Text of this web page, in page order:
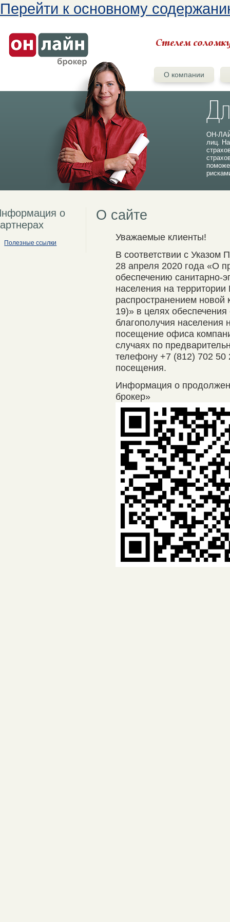
Перейти к основному
О компании
ОН-
лиц.
о
Полезные ссылки
О сайте
Уважаемые клиенты!
В соответствии с Указом
28 апреля 2020 года «О
обеспечению санитарно-
населения на
распространением новой
19)» в целях
благополучия населения
посещение офиса
случаях по
телефону +7 (812) 702 50
посещения.
Информация о
брокер»